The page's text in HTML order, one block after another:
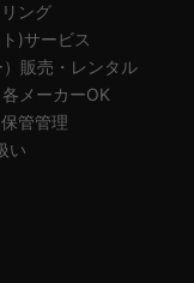
ング
)サービス
販売・レンタル
メーカーOK
管管理
い